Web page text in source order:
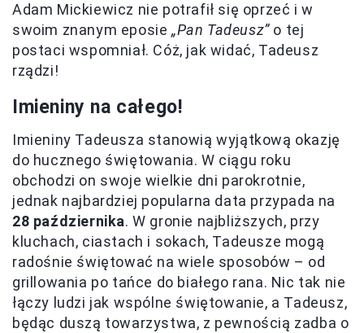
Adam Mickiewicz nie potrafił się oprzeć i w
swoim znanym eposie„Pan Tadeusz”o tej
postaci wspomniał. Cóż, jak widać, Tadeusz
rządzi!
Imieniny na całego!
Imieniny Tadeusza stanowią wyjątkową okazję
do hucznego świętowania. W ciągu roku
obchodzi on swoje wielkie dni parokrotnie,
jednak najbardziej popularna data przypada na
28 października. W gronie najbliższych, przy
kluchach, ciastach i sokach, Tadeusze mogą
radośnie świętować na wiele sposobów – od
grillowania po tańce do białego rana. Nic tak nie
łączy ludzi jak wspólne świętowanie, a Tadeusz,
będąc duszą towarzystwa, z pewnością zadba o